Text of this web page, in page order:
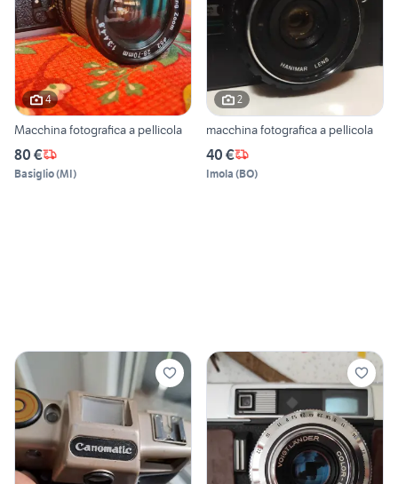
4
Macchina fotografica a pellicola
80 €
Basiglio(MI)
2
macchina fotografica a pellicola
40 €
Imola (BO)